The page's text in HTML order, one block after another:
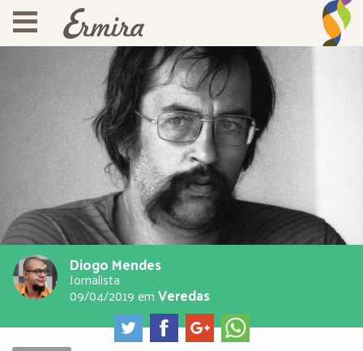
Diogo Mendes
Jornalista
09/04/2019emVeredas